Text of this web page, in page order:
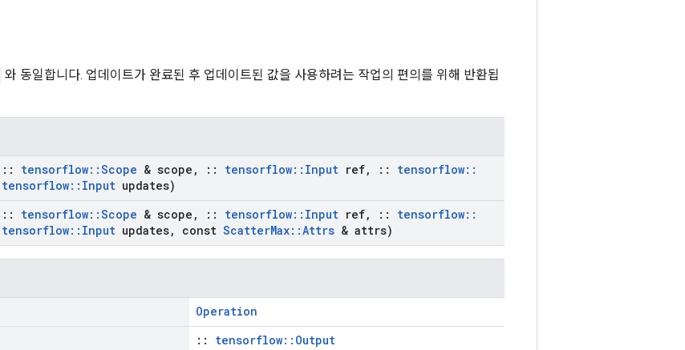
와 동일합니다. 업데이트가 완료된 후 업데이트된 값을 사용하려는 작업의 편의를 위해 반환됩
:: tensorflow::Scope & scope , :: tensorflow:: Input ref, :: tensorflow::
tensorflow:: Input updates)
:: tensorflow::Scope & scope , :: tensorflow:: Input ref, :: tensorflow::
tensorflow:: Input updates, const ScatterMax::Attrs & attrs)
Operation
:: tensorflow::Output